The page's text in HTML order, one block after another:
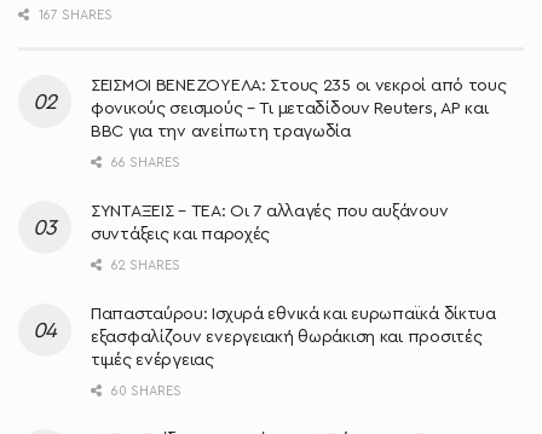
167 SHARES
ΣΕΙΣΜΟΙ ΒΕΝΕΖΟΥΕΛΑ: Στους 235 οι νεκροί από τους
φονικούς σεισμούς – Τι μεταδίδουν Reuters, AP και
BBC για την ανείπωτη τραγωδία
66 SHARES
ΣΥΝΤΑΞΕΙΣ – ΤΕΑ: Οι 7 αλλαγές που αυξάνουν
συντάξεις και παροχές
62 SHARES
Παπασταύρου: Ισχυρά εθνικά και ευρωπαϊκά δίκτυα
εξασφαλίζουν ενεργειακή θωράκιση και προσιτές
τιμές ενέργειας
60 SHARES